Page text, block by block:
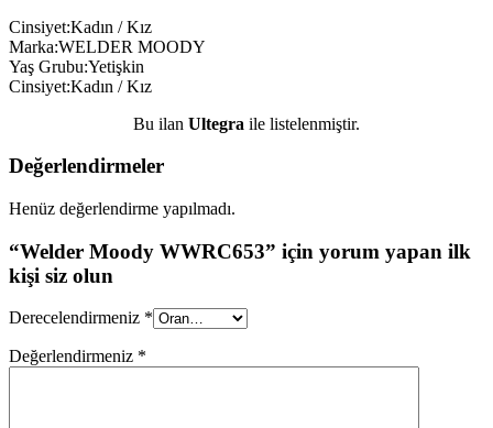
Cinsiyet:Kadın / Kız
Marka:WELDER MOODY
Yaş Grubu:Yetişkin
Cinsiyet:Kadın / Kız
Bu ilan Ultegra ile listelenmiştir.
Değerlendirmeler
Henüz değerlendirme yapılmadı.
“Welder Moody WWRC653” için yorum yapan ilk
kişi siz olun
Derecelendirmeniz *
Değerlendirmeniz *